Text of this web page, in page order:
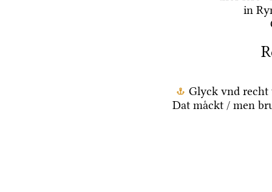
in
Glyck vnd recht
Dat maͤckt / men